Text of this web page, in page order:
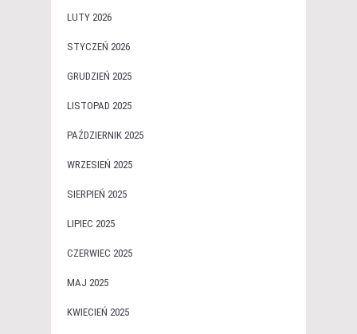
LUTY 2026
STYCZEŃ 2026
GRUDZIEŃ 2025
LISTOPAD 2025
PAŹDZIERNIK 2025
WRZESIEŃ 2025
SIERPIEŃ 2025
LIPIEC 2025
CZERWIEC 2025
MAJ 2025
KWIECIEŃ 2025